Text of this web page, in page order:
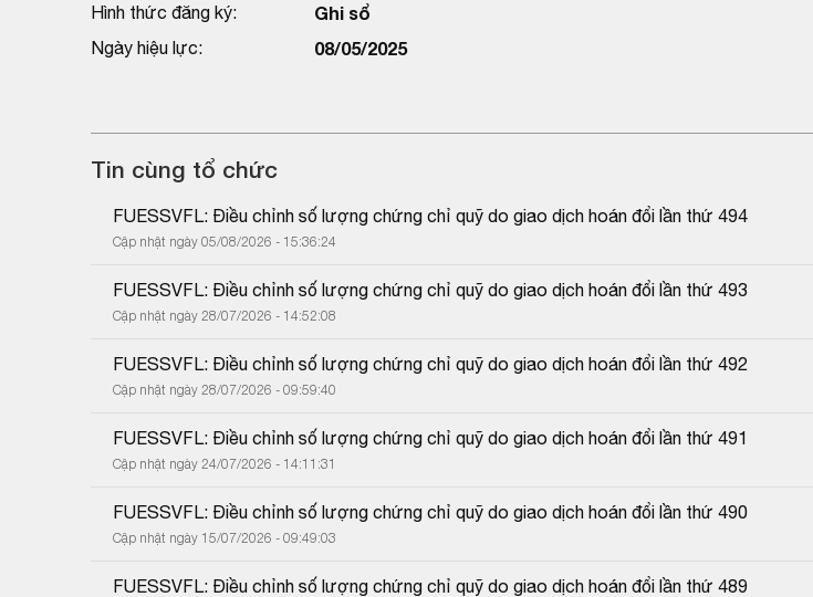
Hình thức đăng ký: Ghi sổ
Ngày hiệu lực: 08/05/2025
Tin cùng tổ chức
FUESSVFL: Điều chỉnh số lượng chứng chỉ quỹ do giao dịch hoán đổi lần thứ 494
Cập nhật ngày 05/08/2026 - 15:36:24
FUESSVFL: Điều chỉnh số lượng chứng chỉ quỹ do giao dịch hoán đổi lần thứ 493
Cập nhật ngày 28/07/2026 - 14:52:08
FUESSVFL: Điều chỉnh số lượng chứng chỉ quỹ do giao dịch hoán đổi lần thứ 492
Cập nhật ngày 28/07/2026 - 09:59:40
FUESSVFL: Điều chỉnh số lượng chứng chỉ quỹ do giao dịch hoán đổi lần thứ 491
Cập nhật ngày 24/07/2026 - 14:11:31
FUESSVFL: Điều chỉnh số lượng chứng chỉ quỹ do giao dịch hoán đổi lần thứ 490
Cập nhật ngày 15/07/2026 - 09:49:03
FUESSVFL: Điều chỉnh số lượng chứng chỉ quỹ do giao dịch hoán đổi lần thứ 489